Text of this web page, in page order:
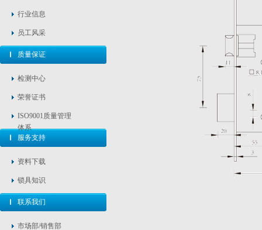
行业信息
员工风采
质量保证
检测中心
荣誉证书
ISO9001质量管理
体系
服务支持
资料下载
锁具知识
联系我们
市场部/销售部